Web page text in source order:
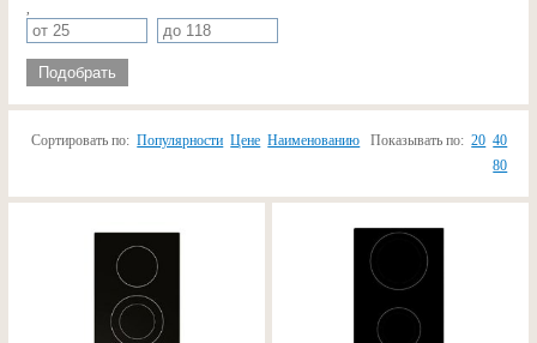
Подобрать
Сортировать по: Популярности Цене Наименованию Показывать по: 20 40
80